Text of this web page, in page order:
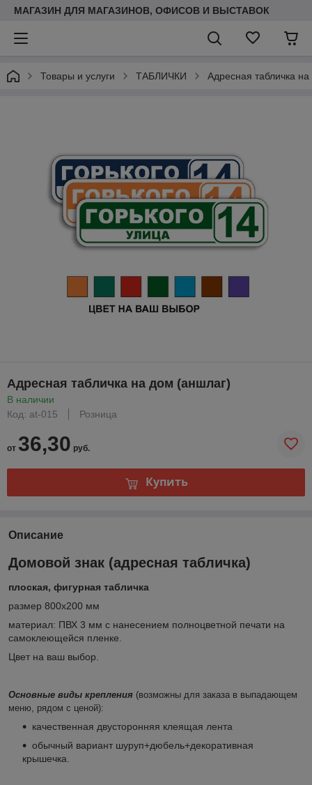
МАГАЗИН ДЛЯ МАГАЗИНОВ, ОФИСОВ И ВЫСТАВОК
Товары и услуги ТАБЛИЧКИ Адресная табличка
Адресная табличка на дом (аншлаг)
В наличии
Код: at-015
Розница
от 36,30 руб.
Купить
Описание
Домовой знак (адресная табличка)
плоская, фигурная табличка
размер 800х200 мм
материал: ПВХ 3 мм с нанесением полноцветной печати на
самоклеющейся пленке.
Цвет на ваш выбор.
Основные виды крепления (возможны для заказа в выпадающем
меню, рядом с ценой):
качественная двусторонняя клеящая лента
обычный вариант шуруп+дюбель+декоративная
крышечка.